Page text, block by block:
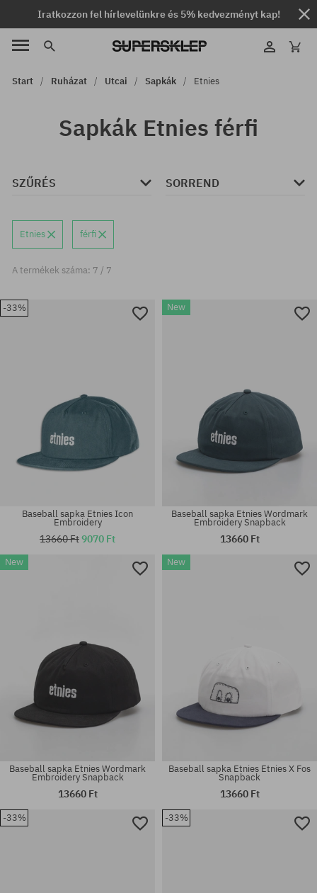
Iratkozzon fel hírlevelünkre és 5% kedvezményt kap!
Start Ruházat Utcai Sapkák Etnies
Sapkák Etnies férfi
SZŰRÉS SORREND
Etnies férfi
A termékek száma: 7 / 7
-33%
Baseball sapka Etnies Icon
Embroidery
13660 Ft9070 Ft
New
Baseball sapka Etnies Wordmark
Embroidery Snapback
13660 Ft
New
Baseball sapka Etnies Wordmark
Embroidery Snapback
13660 Ft
New
Baseball sapka Etnies Etnies X Fos
Snapback
13660 Ft
-33% -33%